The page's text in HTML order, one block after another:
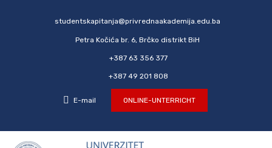
studentskapitanja@privrednaakademija.edu.ba
Petra Kočića br. 6, Brčko distrikt BiH
+387 63 356 377
+387 49 201 808
E-mail ONLINE-UNTERRICHT